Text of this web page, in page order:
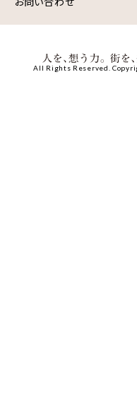
All Rights Reserved.